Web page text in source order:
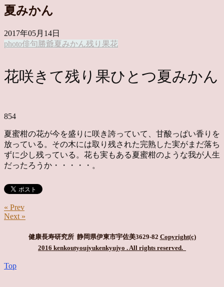
夏みかん
2017年05月14日
photo俳句 勝爺夏みかん残り果花
花咲きて残り果ひとつ夏みかん
854
夏蜜柑の花が今を盛りに咲き誇っていて、甘酸っぱい香りを
放っている。その木には取り残された完熟した実がまだ落ち
ずに少し残っている。花も実もある夏蜜柑のような我が人生
だったろうか・・・・・。
« Prev
Next »
健康長寿研究所 静岡県伊東市宇佐美3629-82 Copyright(c)
2016 kenkoutyoujyukenkyujyo . All rights reserved.
Top